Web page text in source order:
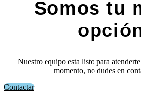
Somos tu
Nuestro equipo esta listo para
momento, no dudes en
Contactar